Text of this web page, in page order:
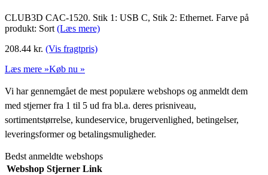
CLUB3D CAC-1520. Stik 1: USB C, Stik 2: Ethernet. Farve på
produkt: Sort (Læs mere)
208.44 kr. (Vis fragtpris)
Læs mere »Køb nu »
Vi har gennemgået de mest populære webshops og anmeldt dem
med stjerner fra 1 til 5 ud fra bl.a. deres prisniveau,
sortimentstørrelse, kundeservice, brugervenlighed, betingelser,
leveringsformer og betalingsmuligheder.
Bedst anmeldte webshops
Webshop Stjerner Link